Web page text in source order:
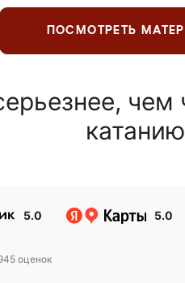
ПОСМОТРЕТЬ
катанию
5.0 5.0
оценок